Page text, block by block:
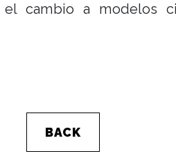
cambio a modelos
BACK